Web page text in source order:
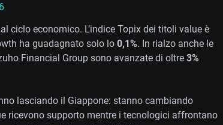
ciclo economico. L’indice Topix dei titoli value è
ha guadagnato solo lo 0,1%. In rialzo anche le
Financial Group sono avanzate di oltre 3%
lasciando il Giappone: stanno cambiando
ricevono supporto mentre i tecnologici affrontano